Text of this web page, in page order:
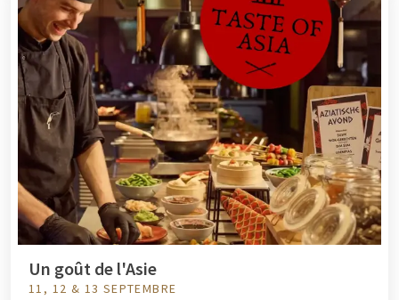
Un goût de l'Asie
11, 12 & 13 SEPTEMBRE